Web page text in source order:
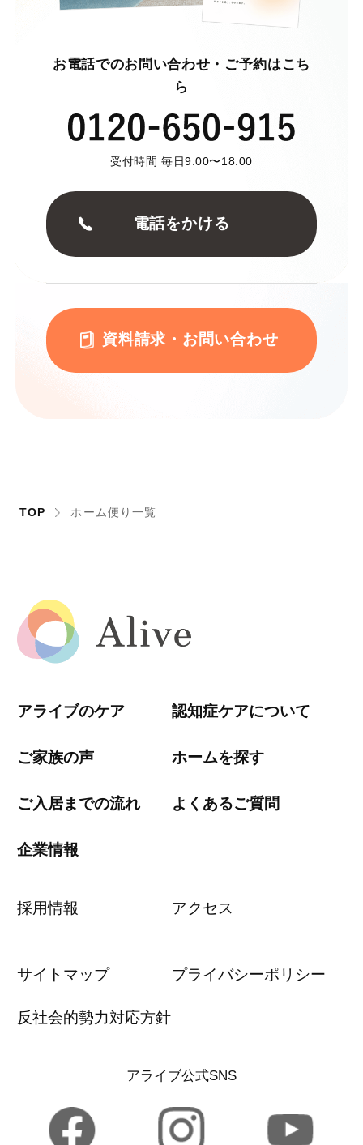
お電話でのお問い合わせ・ご予約はこち
ら
受付時間 毎日9:00〜18:00
電話をかける
資料請求・お問い合わせ
TOP ホーム便り一覧
アライブのケア 認知症ケアについて
ご家族の声 ホームを探す
ご入居までの流れ よくあるご質問
企業情報
採用情報 アクセス
サイトマップ プライバシーポリシー
反社会的勢力対応方針
アライブ公式SNS